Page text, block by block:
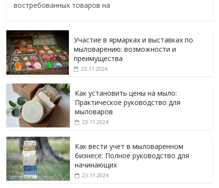
востребованных товаров на
Участие в ярмарках и выставках по
мыловарению: возможности и
преимущества
23.11.2024
Как установить цены на мыло:
Практическое руководство для
мыловаров
23.11.2024
Как вести учет в мыловаренном
бизнесе: Полное руководство для
начинающих
23.11.2024